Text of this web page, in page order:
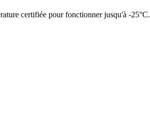
certifiée pour fonctionner jusqu'à -25°C.